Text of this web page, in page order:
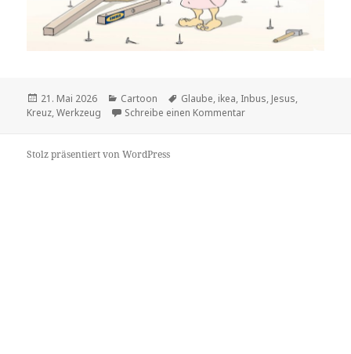
Veröffentlicht
am
21. Mai 2026 Kategorien
Cartoon Schlagwörter
Glaube, ikea, Inbus, Jesus,
Kreuz,Werkzeug Schreibe einen Kommentarzu
Stolz präsentiert von WordPress